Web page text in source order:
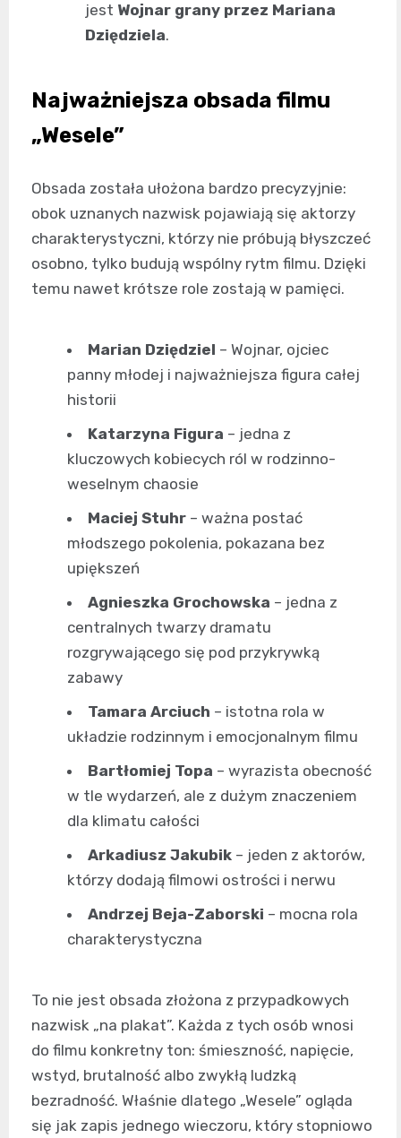
jest Wojnar grany przez Mariana
Dziędziela.
Najważniejsza obsada filmu
„Wesele”
Obsada została ułożona bardzo precyzyjnie:
obok uznanych nazwisk pojawiają się aktorzy
charakterystyczni, którzy nie próbują błyszczeć
osobno, tylko budują wspólny rytm filmu. Dzięki
temu nawet krótsze role zostają w pamięci.
Marian Dziędziel – Wojnar, ojciec
panny młodej i najważniejsza figura całej
historii
Katarzyna Figura – jedna z
kluczowych kobiecych ról w rodzinno-
weselnym chaosie
Maciej Stuhr – ważna postać
młodszego pokolenia, pokazana bez
upiększeń
Agnieszka Grochowska – jedna z
centralnych twarzy dramatu
rozgrywającego się pod przykrywką
zabawy
Tamara Arciuch – istotna rola w
układzie rodzinnym i emocjonalnym filmu
Bartłomiej Topa – wyrazista obecność
w tle wydarzeń, ale z dużym znaczeniem
dla klimatu całości
Arkadiusz Jakubik – jeden z aktorów,
którzy dodają filmowi ostrości i nerwu
Andrzej Beja-Zaborski – mocna rola
charakterystyczna
To nie jest obsada złożona z przypadkowych
nazwisk „na plakat”. Każda z tych osób wnosi
do filmu konkretny ton: śmieszność, napięcie,
wstyd, brutalność albo zwykłą ludzką
bezradność. Właśnie dlatego „Wesele” ogląda
się jak zapis jednego wieczoru, który stopniowo